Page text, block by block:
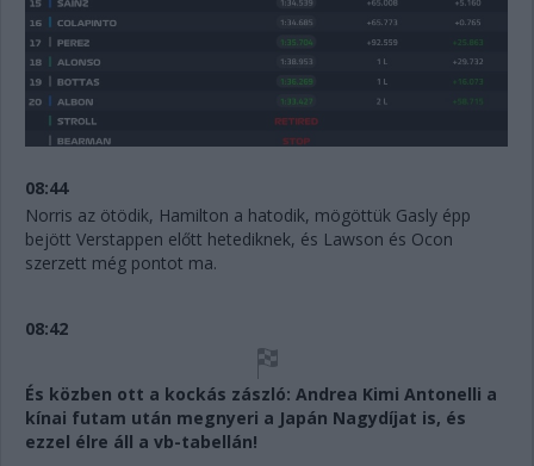
08:44
Norris az ötödik, Hamilton a hatodik, mögöttük Gasly épp
bejött Verstappen előtt hetediknek, és Lawson és Ocon
szerzett még pontot ma.
08:42
És közben ott a kockás zászló: Andrea Kimi Antonelli a
kínai futam után megnyeri a Japán Nagydíjat is, és
ezzel élre áll a vb-tabellán!